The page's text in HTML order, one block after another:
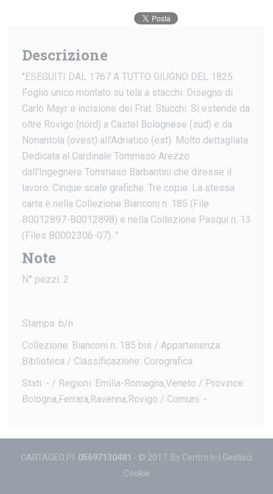
Descrizione
"ESEGUITI DAL 1767 A TUTTO GIUGNO DEL 1825.
Foglio unico montato su tela a stacchi. Disegno di
Carlo Mayr e incisione dei Frat. Stucchi. Si estende da
oltre Rovigo (nord) a Castel Bolognese (sud) e da
Nonantola (ovest) all'Adriatico (est). Molto dettagliata.
Dedicata al Cardinale Tommaso Arezzo
dall'Ingegnere Tommaso Barbantini che diresse il
lavoro. Cinque scale grafiche. Tre copie. La stessa
carta è nella Collezione Bianconi n. 185 (File
B0012897-B0012898) e nella Collezione Pasqui n. 13
(Files B0002306-07). "
Note
N° pezzi: 2
Stampa: b/n
Collezione: Bianconi n. 185 bis / Appartenenza:
Biblioteca / Classificazione: Corografica
Stati: - / Regioni: Emilia-Romagna,Veneto / Province:
Bologna,Ferrara,Ravenna,Rovigo / Comuni: -
CARTAGEO P.I. 05697130481 - © 2017. By Centro In
Gestisci
Cookie